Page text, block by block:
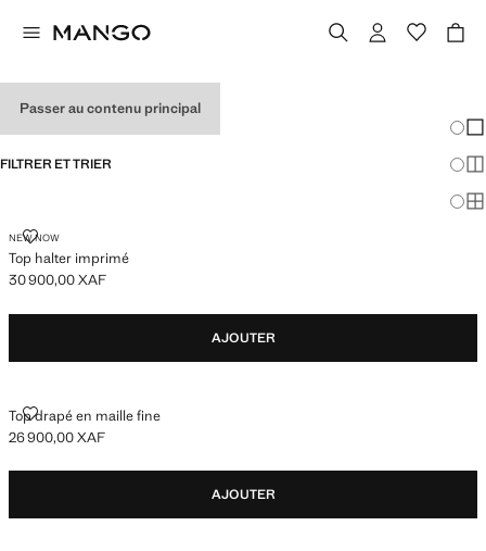
Passer au contenu principal
FILTRER ET TRIER
NEW NOW
Top halter imprimé
TOP HALTER IMPRIMÉ
Prix actuel [30 900,00 XAF ]
30 900,00 XAF
AJOUTER
Top drapé en maille fine
TOP DRAPÉ EN MAILLE FINE
Prix actuel [26 900,00 XAF ]
26 900,00 XAF
AJOUTER